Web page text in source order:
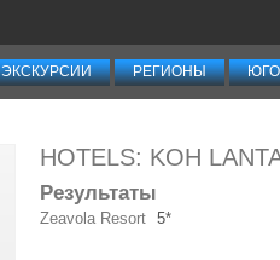
ЭКСКУРСИИ РЕГИОНЫ
HOTELS: KOH
Результаты
Zeavola Resort 5*